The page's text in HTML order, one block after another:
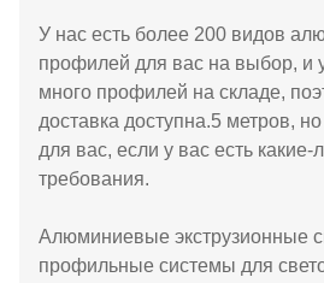
У нас есть более 200 видов
профилей для вас на выбор, и
много профилей на складе,
доставка доступна.5 метров,
для вас, если у вас есть
требования.
Алюминиевые экструзионные
профильные системы для